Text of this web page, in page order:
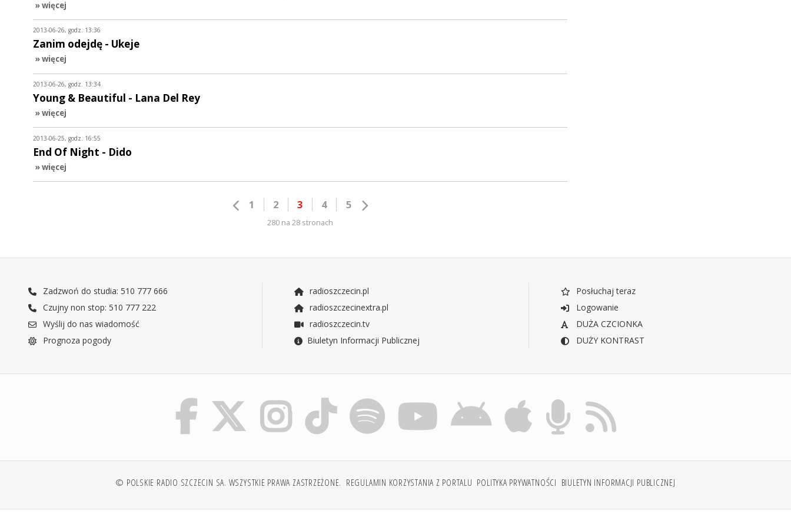
» więcej
2013-06-26, godz. 13:36
Zanim odejdę - Ukeje
» więcej
2013-06-26, godz. 13:34
Young & Beautiful - Lana Del Rey
» więcej
2013-06-25, godz. 16:55
End Of Night - Dido
» więcej
1 2 3 4 5
280 na 28 stronach
Zadzwoń do studia: 510 777 666
Czujny non stop: 510 777 222
Wyślij do nas wiadomość
Prognoza pogody
radioszczecin.pl
radioszczecinextra.pl
radioszczecin.tv
Biuletyn Informacji Publicznej
Posłuchaj teraz
Logowanie
DUŻA CZCIONKA
DUŻY KONTRAST
© POLSKIE RADIO SZCZECIN SA. WSZYSTKIE PRAWA ZASTRZEŻONE. REGULAMIN KORZYSTANIA Z PORTALU POLITYKA PRYWATNOŚCI BIULETYN INFORMACJI PUBLICZNEJ